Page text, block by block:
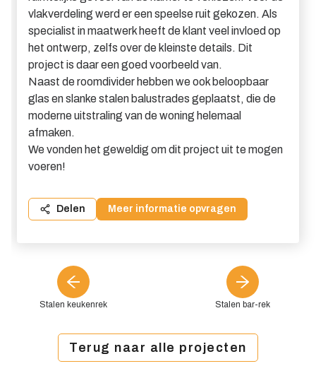
Stalen keukenrek
vlakverdeling werd er een speelse ruit gekozen. Als
specialist in maatwerk heeft de klant veel invloed op
het ontwerp, zelfs over de kleinste details. Dit
project is daar een goed voorbeeld van.
Naast de roomdivider hebben we ook beloopbaar
glas en slanke stalen balustrades geplaatst, die de
moderne uitstraling van de woning helemaal
afmaken.
We vonden het geweldig om dit project uit te mogen
voeren!
Delen Meer informatie opvragen
Stalen bar-rek
Terug naar alle projecten